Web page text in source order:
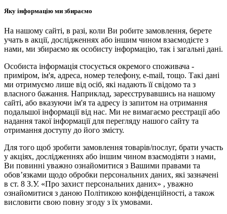
Яку інформацію ми збираємо
На нашому сайті, в разі, коли Ви робите замовлення, берете
учать в акції, дослідженнях або іншим чином взаємодієте з
нами, ми збираємо як особисту інформацію, так і загальні дані.
Особиста інформація стосується окремого споживача -
приміром, ім'я, адреса, номер телефону, e-mail, тощо. Такі дані
ми отримуємо лише від осіб, які надають її свідомо та з
власного бажання. Наприклад, зареєструвавшись на нашому
сайті, або вказуючи ім'я та адресу із запитом на отримання
подальшої інформації від нас. Ми не вимагаємо реєстрації або
надання такої інформації для перегляду нашого сайту та
отримання доступу до його змісту.
Для того щоб зробити замовлення товарів/послуг, брати участь
у акціях, дослідженнях або іншим чином взаємодіяти з нами,
Ви повинні уважно ознайомитися з Вашими правами та
обов’язками щодо обробки персональних даних, які зазначені
в ст. 8 З.У. «Про захист персональних даних» , уважно
ознайомитися з даною Політикою конфіденційності, а також
висловити свою повну згоду з їх умовами.